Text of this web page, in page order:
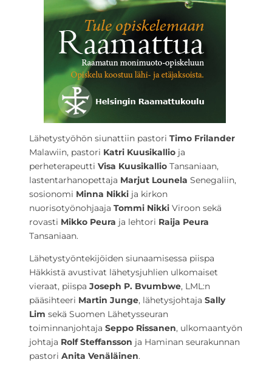
Lähetystyöhön siunattiin pastori Timo Frilander
Malawiin, pastori Katri Kuusikallio ja
perheterapeutti Visa Kuusikallio Tansaniaan,
lastentarhanopettaja Marjut Lounela Senegaliin,
sosionomi Minna Nikki ja kirkon
nuorisotyönohjaaja Tommi Nikki Viroon sekä
rovasti Mikko Peura ja lehtori Raija Peura
Tansaniaan.
Lähetystyöntekijöiden siunaamisessa piispa
Häkkistä avustivat lähetysjuhlien ulkomaiset
vieraat, piispa Joseph P. Bvumbwe, LML:n
pääsihteeri Martin Junge, lähetysjohtaja Sally
Lim sekä Suomen Lähetysseuran
toiminnanjohtaja Seppo Rissanen, ulkomaantyön
johtaja Rolf Steffansson ja Haminan seurakunnan
pastori Anita Venäläinen.